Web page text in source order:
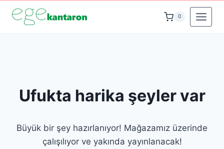
İçeriğe
geç
0
Ufukta harika şeyler var
Büyük bir şey hazırlanıyor! Mağazamız üzerinde
çalışılıyor ve yakında yayınlanacak!